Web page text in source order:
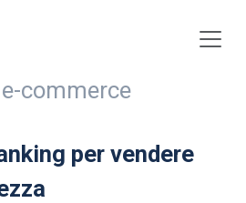
commerce
per vendere